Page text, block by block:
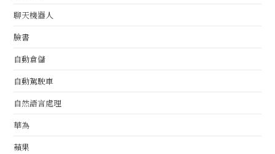
聊天機器人
臉書
自動倉儲
自動駕駛車
自然語言處理
華為
蘋果